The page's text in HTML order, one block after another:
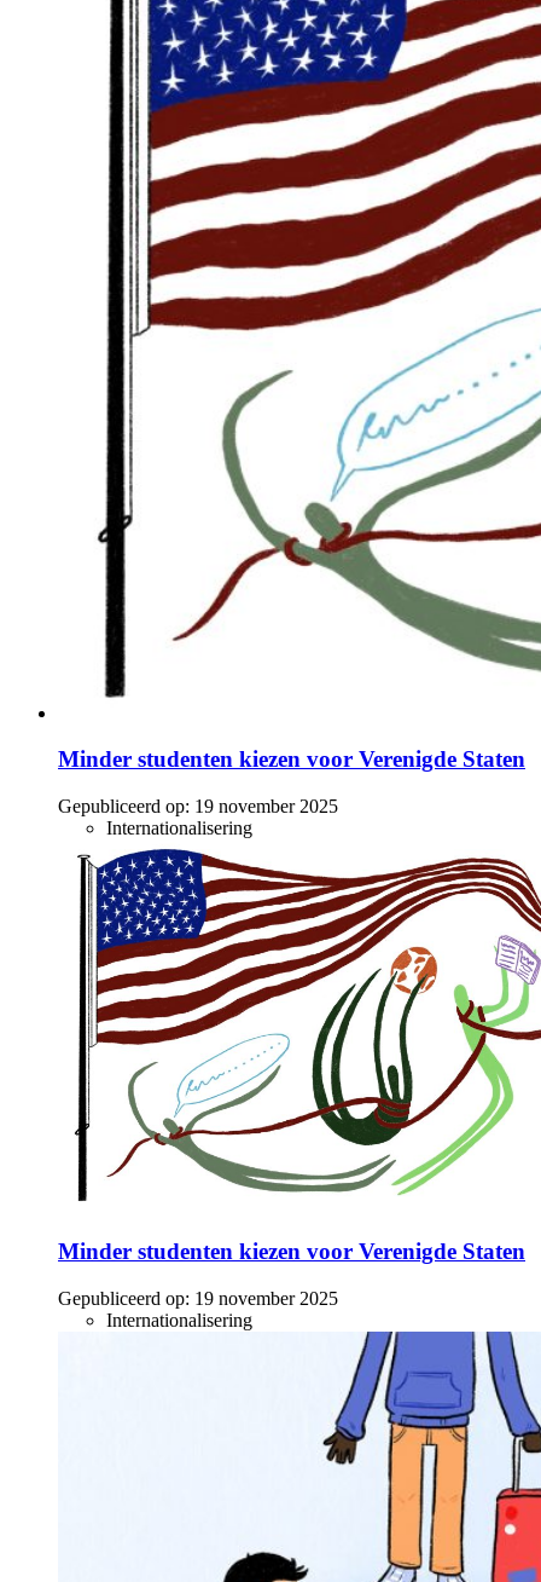
Minder studenten kiezen voor Verenigde Staten
Gepubliceerd op: 19 november 2025
Internationalisering
Minder studenten kiezen voor Verenigde Staten
Gepubliceerd op: 19 november 2025
Internationalisering